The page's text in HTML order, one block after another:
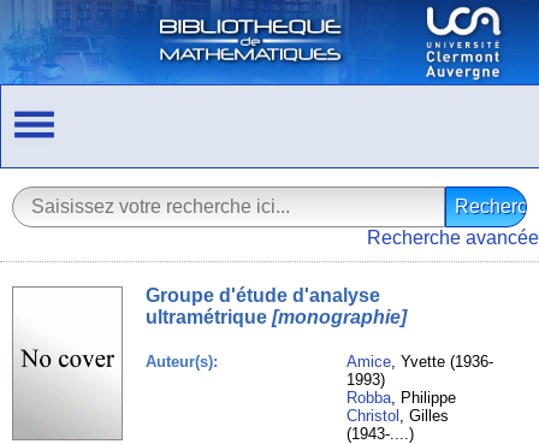
Recherche avancée
Groupe d'étude d'analyse
ultramétrique [monographie]
Auteur(s): Amice, Yvette (1936-
1993)
Robba, Philippe
Christol , Gilles
(1943-....)